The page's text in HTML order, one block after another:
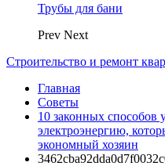
Трубы для бани
Prev Next
Строительство и ремонт
Главная
Советы
10 законных способов
электроэнергию,
экономный хозяин